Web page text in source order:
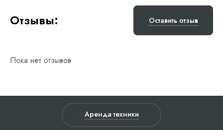
Отзывы: Оставить отзыв
Пока нет отзывов
Аренда техники